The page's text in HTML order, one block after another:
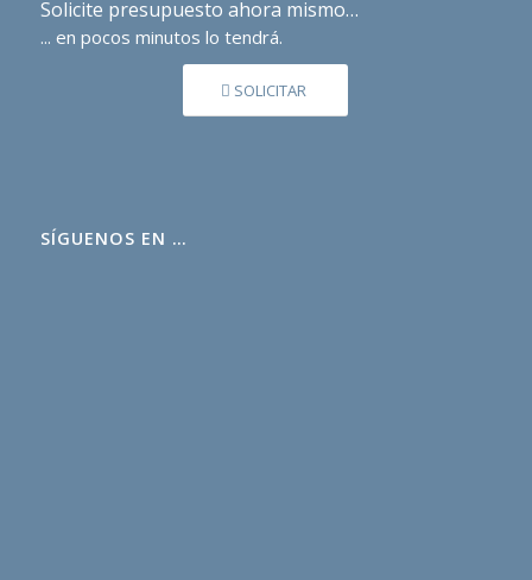
Solicite presupuesto ahora mismo…
... en pocos minutos lo tendrá.
SOLICITAR
SÍGUENOS EN …